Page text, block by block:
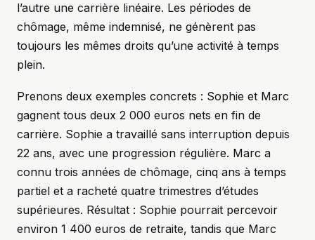
l’autre une carrière linéaire. Les périodes de
chômage, même indemnisé, ne génèrent pas
toujours les mêmes droits qu’une activité à temps
plein.
Prenons deux exemples concrets : Sophie et Marc
gagnent tous deux 2 000 euros nets en fin de
carrière. Sophie a travaillé sans interruption depuis
22 ans, avec une progression régulière. Marc a
connu trois années de chômage, cinq ans à temps
partiel et a racheté quatre trimestres d’études
supérieures. Résultat : Sophie pourrait percevoir
environ 1 400 euros de retraite, tandis que Marc